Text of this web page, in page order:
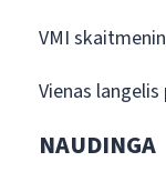
VMI
Vienas
NAUDINGA